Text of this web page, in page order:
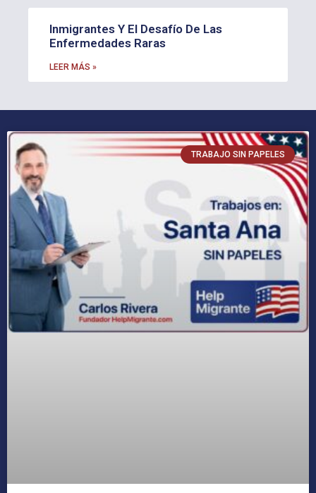
Inmigrantes Y El Desafío De Las
Enfermedades Raras
LEER MÁS »
TRABAJO SIN PAPELES